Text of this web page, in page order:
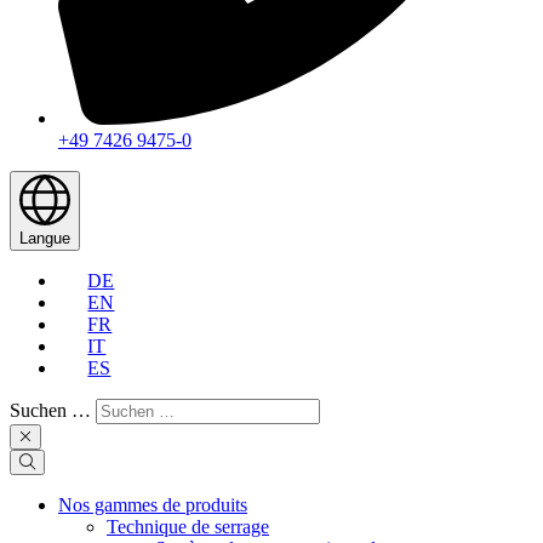
+49 7426 9475-0
Langue
DE
EN
FR
IT
ES
Suchen …
Nos gammes de produits
Technique de serrage